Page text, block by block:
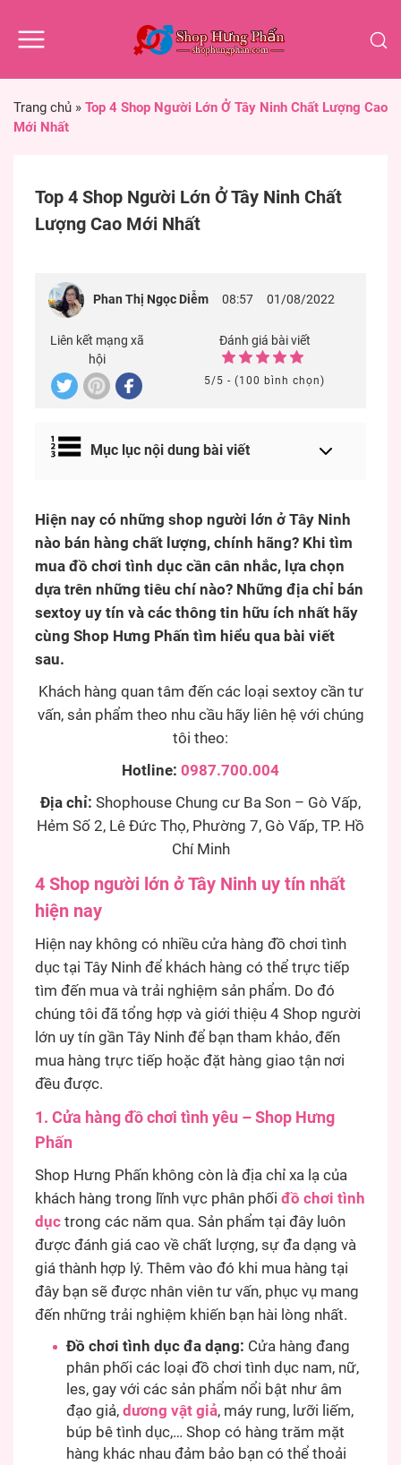
Trang chủ » Top 4 Shop Người Lớn Ở Tây Ninh Chất Lượng Cao
Mới Nhất
Top 4 Shop Người Lớn Ở Tây Ninh Chất
Lượng Cao Mới Nhất
Phan Thị Ngọc Diễm 08:57 01/08/2022
Liên kết mạng xã
hội
Đánh giá bài viết
5/5 - (100 bình chọn)
Mục lục nội dung bài viết
Hiện nay có những shop người lớn ở Tây Ninh
nào bán hàng chất lượng, chính hãng? Khi tìm
mua đồ chơi tình dục cần cân nhắc, lựa chọn
dựa trên những tiêu chí nào? Những địa chỉ bán
sextoy uy tín và các thông tin hữu ích nhất hãy
cùng Shop Hưng Phấn tìm hiểu qua bài viết
sau.
Khách hàng quan tâm đến các loại sextoy cần tư
vấn, sản phẩm theo nhu cầu hãy liên hệ với chúng
tôi theo:
Hotline: 0987.700.004
Địa chỉ: Shophouse Chung cư Ba Son – Gò Vấp,
Hẻm Số 2, Lê Đức Thọ, Phường 7, Gò Vấp, TP. Hồ
Chí Minh
4 Shop người lớn ở Tây Ninh uy tín nhất
hiện nay
Hiện nay không có nhiều cửa hàng đồ chơi tình
dục tại Tây Ninh để khách hàng có thể trực tiếp
tìm đến mua và trải nghiệm sản phẩm. Do đó
chúng tôi đã tổng hợp và giới thiệu 4 Shop người
lớn uy tín gần Tây Ninh để bạn tham khảo, đến
mua hàng trực tiếp hoặc đặt hàng giao tận nơi
đều được.
1. Cửa hàng đồ chơi tình yêu – Shop Hưng
Phấn
Shop Hưng Phấn không còn là địa chỉ xa lạ của
khách hàng trong lĩnh vực phân phối đồ chơi tình
dục trong các năm qua. Sản phẩm tại đây luôn
được đánh giá cao về chất lượng, sự đa dạng và
giá thành hợp lý. Thêm vào đó khi mua hàng tại
đây bạn sẽ được nhân viên tư vấn, phục vụ mang
đến những trải nghiệm khiến bạn hài lòng nhất.
Đồ chơi tình dục đa dạng: Cửa hàng đang
phân phối các loại đồ chơi tình dục nam, nữ,
les, gay với các sản phẩm nổi bật như âm
đạo giả, dương vật giả, máy rung, lưỡi liếm,
búp bê tình dục,… Shop có hàng trăm mặt
hàng khác nhau đảm bảo bạn có thể thoải